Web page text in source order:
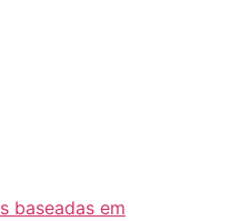
baseadas em